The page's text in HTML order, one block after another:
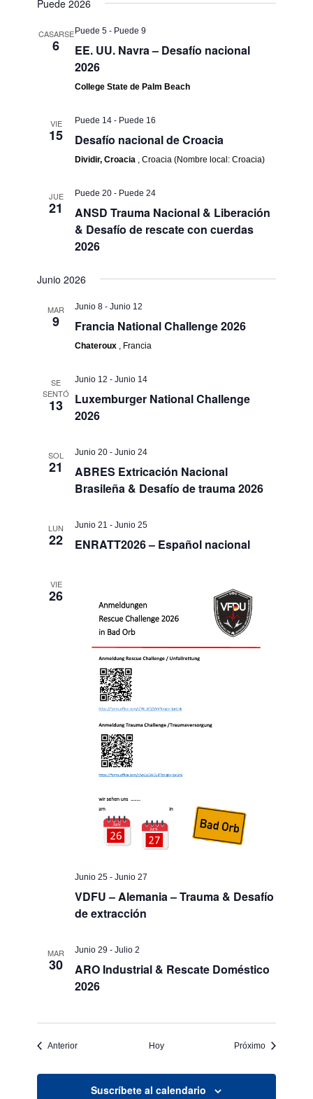
Puede 2026
CASARSE
6
Puede 5 - Puede 9
EE. UU. Navra – Desafío nacional
2026
College State de Palm Beach
VIE
15
Puede 14 - Puede 16
Desafío nacional de Croacia
Dividir, Croacia , Croacia (Nombre local: Croacia)
JUE
21
Puede 20 - Puede 24
ANSD Trauma Nacional & Liberación
& Desafío de rescate con cuerdas
2026
Junio 2026
MAR
9
Junio 8 -Junio 12
Francia National Challenge 2026
Chateroux , Francia
SE
SENTÓ
13
Junio 12 -Junio 14
Luxemburger National Challenge
2026
SOL
21
Junio 20 -Junio 24
ABRES Extricación Nacional
Brasileña & Desafío de trauma 2026
LUN
22
Junio 21 -Junio 25
ENRATT2026 – Español nacional
VIE
26
Junio 25 -Junio 27
VDFU – Alemania – Trauma & Desafío
de extracción
MAR
30
Junio 29 -Julio 2
ARO Industrial & Rescate Doméstico
2026
AnteriorEventos Hoy PróximoEventos
Suscríbete al calendario